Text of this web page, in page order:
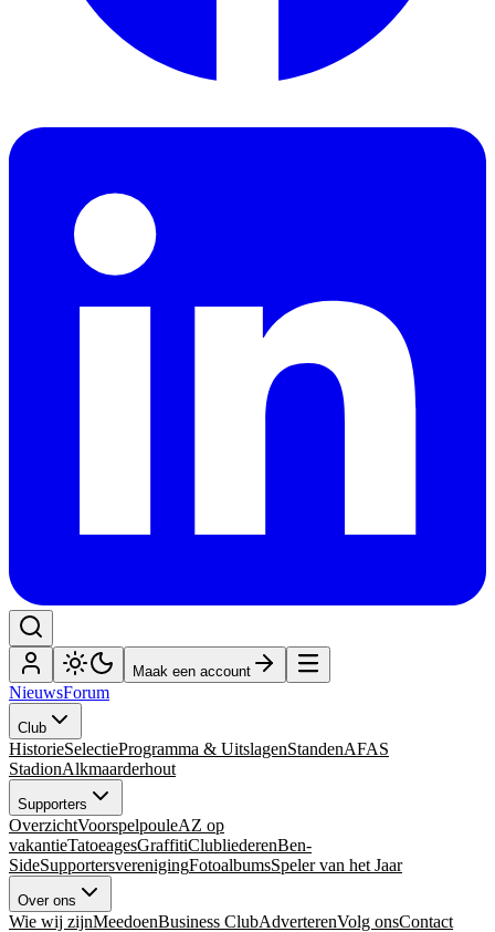
Maak een account
NieuwsForum
Club
HistorieSelectieProgramma & UitslagenStandenAFAS
StadionAlkmaarderhout
Supporters
OverzichtVoorspelpouleAZ op
vakantieTatoeagesGraffitiClubliederenBen-
SideSupportersverenigingFotoalbumsSpeler van het Jaar
Over ons
Wie wij zijnMeedoenBusiness ClubAdverterenVolg onsContact